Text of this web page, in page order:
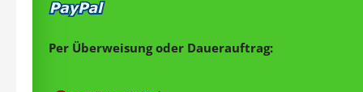
Per Überweisung oder Dauerauftrag: